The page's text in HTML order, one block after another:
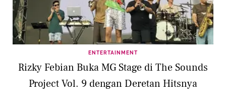
ENTERTAINMENT
Rizky Febian Buka MG Stage di The Sounds
Project Vol. 9 dengan Deretan Hitsnya